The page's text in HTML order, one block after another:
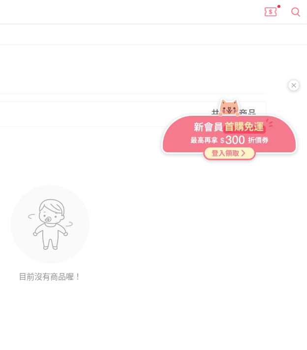
共 0 件商品
目前沒有商品喔！